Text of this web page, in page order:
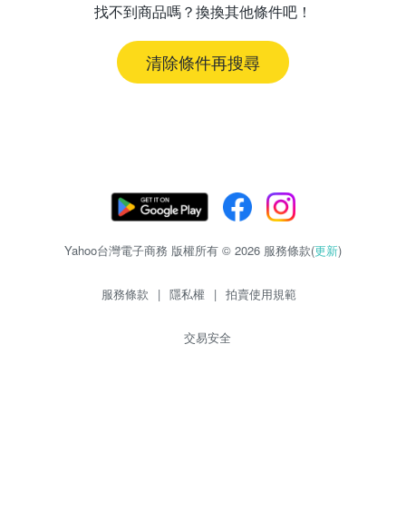
找不到商品嗎？換換其他條件吧！
清除條件再搜尋
Yahoo台灣電子商務 版權所有 © 2026 服務條款(更新)
服務條款 | 隱私權 | 拍賣使用規範
交易安全